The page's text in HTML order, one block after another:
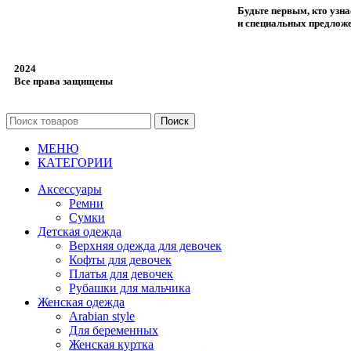
2024
Все права защищены
Будьте первым, кто
и специальных
Поиск
МЕНЮ
КАТЕГОРИИ
Аксессуары
Ремни
Сумки
Детская одежда
Верхняя одежда для девочек
Кофты для девочек
Платья для девочек
Рубашки для мальчика
Женская одежда
Arabian style
Для беременных
Женская куртка